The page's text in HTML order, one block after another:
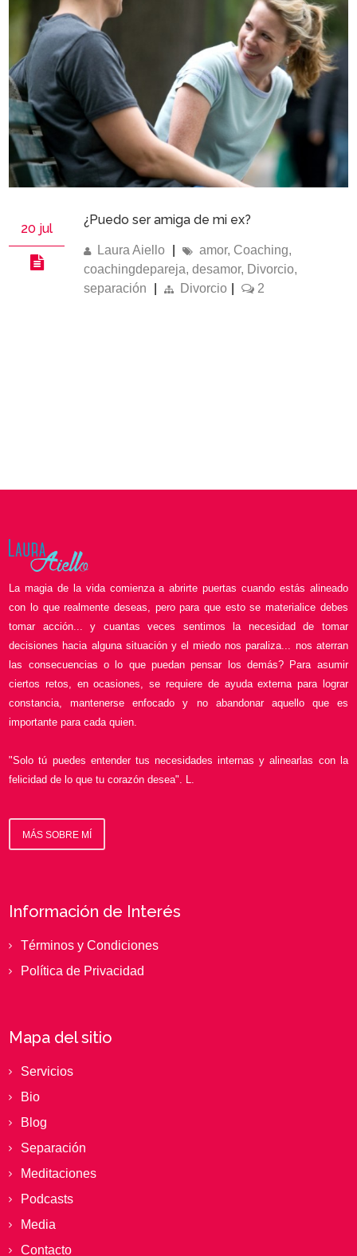
20 jul
¿Puedo ser amiga de mi ex?
Laura Aiello amor, Coaching,
coachingdepareja,desamor, Divorcio,
separación
Divorcio 2
La magia de la vida comienza a abrirte puertas cuando estás alineado
con lo que realmente deseas, pero para que esto se materialice debes
tomar acción... y cuantas veces sentimos la necesidad de tomar
decisiones hacia alguna situación y el miedo nos paraliza... nos aterran
las consecuencias o lo que puedan pensar los demás? Para asumir
ciertos retos, en ocasiones, se requiere de ayuda externa para lograr
constancia, mantenerse enfocado y no abandonar aquello que es
importante para cada quien.
"Solo tú puedes entender tus necesidades internas y alinearlas con la
felicidad de lo que tu corazón desea". L.
MÁS SOBRE MÍ
Información de Interés
Términos y Condiciones
Política de Privacidad
Mapa del sitio
Servicios
Bio
Blog
Separación
Meditaciones
Podcasts
Media
Contacto